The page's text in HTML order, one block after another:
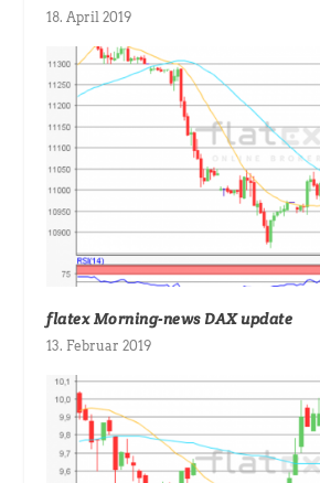
18. April 2019
flatex Morning-news DAX update
13. Februar 2019